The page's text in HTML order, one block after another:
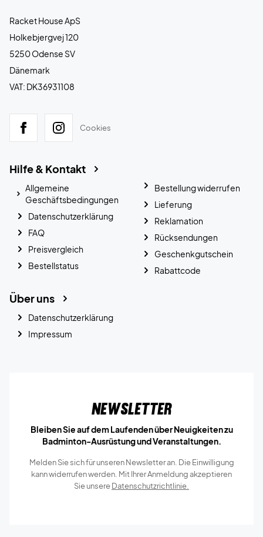
Racket House ApS
Holkebjergvej 120
5250 Odense SV
Dänemark
VAT: DK36931108
Cookies
Hilfe & Kontakt
Allgemeine
Geschäftsbedingungen
Datenschutzerklärung
FAQ
Preisvergleich
Bestellstatus
Bestellung widerrufen
Lieferung
Reklamation
Rücksendungen
Geschenkgutschein
Rabattcode
Über uns
Datenschutzerklärung
Impressum
Newsletter
Bleiben Sie auf dem Laufenden über Neuigkeiten zu
Badminton-Ausrüstung und Veranstaltungen.
Melden Sie sich für unseren Newsletter an. Die Einwilligung
kann widerrufen werden. Mit Ihrer Anmeldung akzeptieren
Sie unsereDatenschutzrichtlinie.